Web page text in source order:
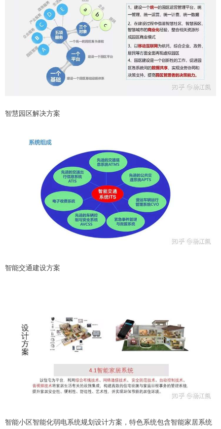
智慧园区解决方案
智能交通建设方案
智能小区智能化弱电系统规划设计方案，特色系统包含智能家居系统